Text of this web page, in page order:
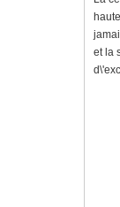
et la